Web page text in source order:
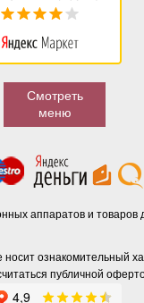
Смотреть
меню
аппаратов и товаров
ознакомительный
публичной